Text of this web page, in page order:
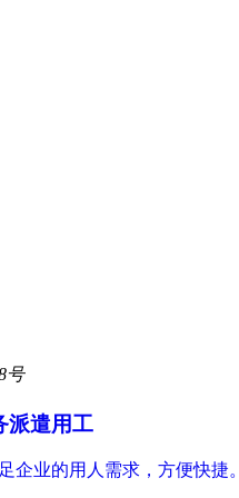
号
派遣用工
企业的用人需求，方便快